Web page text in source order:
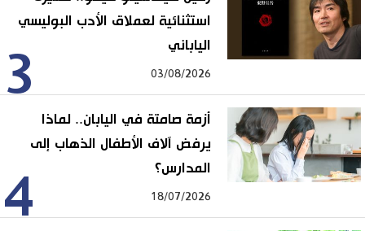
3
استثنائية لعملاق الأدب البوليسي
الياباني
03/08/2026
4
أزمة صامتة في اليابان.. لماذا
يرفض آلاف الأطفال الذهاب إلى
المدارس؟
18/07/2026